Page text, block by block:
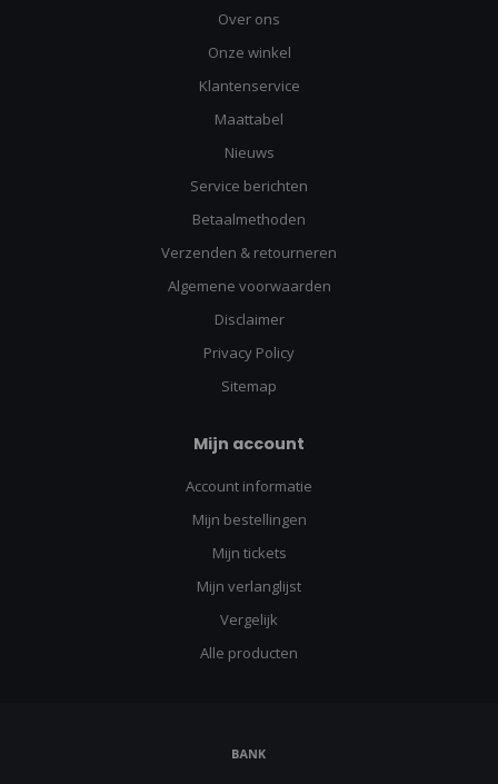
Over ons
Onze winkel
Klantenservice
Maattabel
Nieuws
Service berichten
Betaalmethoden
Verzenden & retourneren
Algemene voorwaarden
Disclaimer
Privacy Policy
Sitemap
Mijn account
Account informatie
Mijn bestellingen
Mijn tickets
Mijn verlanglijst
Vergelijk
Alle producten